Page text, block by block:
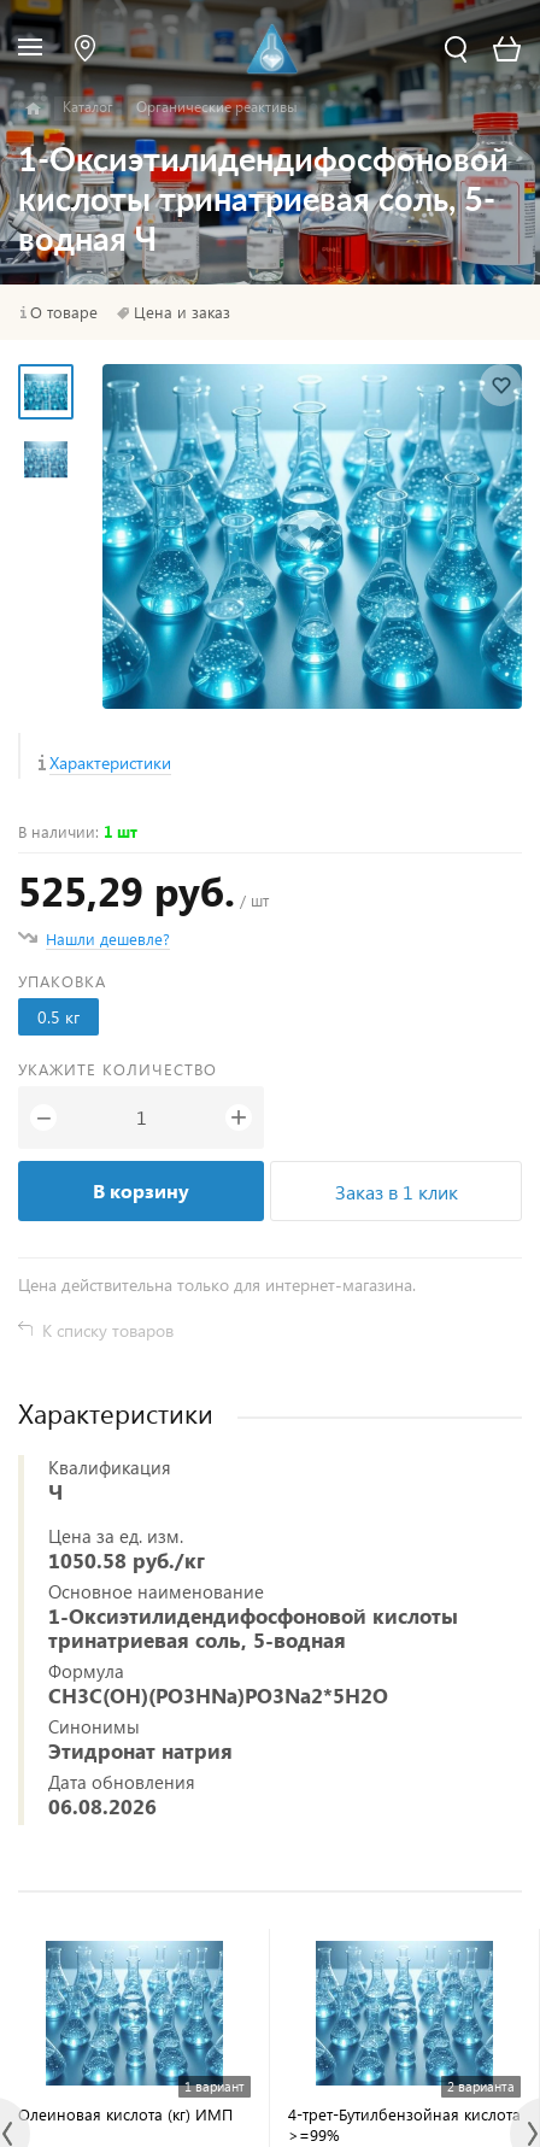
Каталог Органические реактивы
1-Оксиэтилидендифосфоновой
кислоты тринатриевая соль, 5-
водная Ч
О товаре Цена и заказ
Характеристики
В наличии: 1 шт
525,29 руб. / шт
Нашли дешевле?
УПАКОВКА
0.5 кг
УКАЖИТЕ КОЛИЧЕСТВО
− +
В корзину Заказ в 1 клик
Цена действительна только для интернет-магазина.
К списку товаров
Характеристики
Квалификация
Ч
Цена за ед. изм.
1050.58 руб./кг
Основное наименование
1-Оксиэтилидендифосфоновой кислоты
тринатриевая соль, 5-водная
Формула
CH3C(OH)(PO3HNa)PO3Na2*5H2O
Синонимы
Этидронат натрия
Дата обновления
06.08.2026
1 вариант
Олеиновая кислота (кг) ИМП
2 варианта
4-трет-Бутилбензойная кислота
>=99%